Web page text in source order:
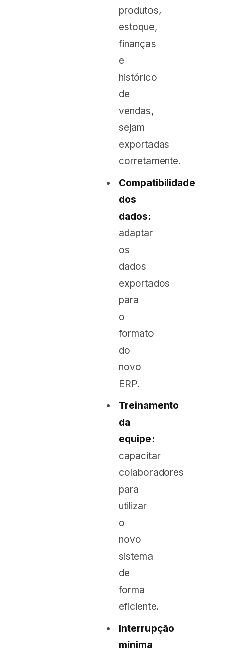
produtos,
estoque,
finanças
e
histórico
de
vendas,
sejam
exportadas
corretamente.
Compatibilidade
dos
dados:
adaptar
os
dados
exportados
para
o
formato
do
novo
ERP.
Treinamento
da
equipe:
capacitar
colaboradores
para
utilizar
o
novo
sistema
de
forma
eficiente.
Interrupção
mínima